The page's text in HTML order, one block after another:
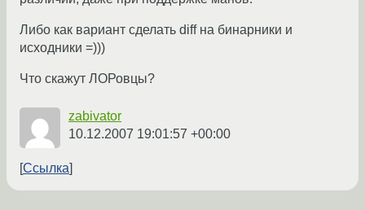
Либо как вариант сделать diff на бинарники и
исходники =)))
Что скажут ЛОРовцы?
zabivator
10.12.2007 19:01:57 +00:00
Ссылка